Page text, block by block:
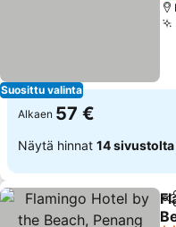
Suosittu valinta
Alkaen 57 €
Näytä hinnat 14 sivustolta